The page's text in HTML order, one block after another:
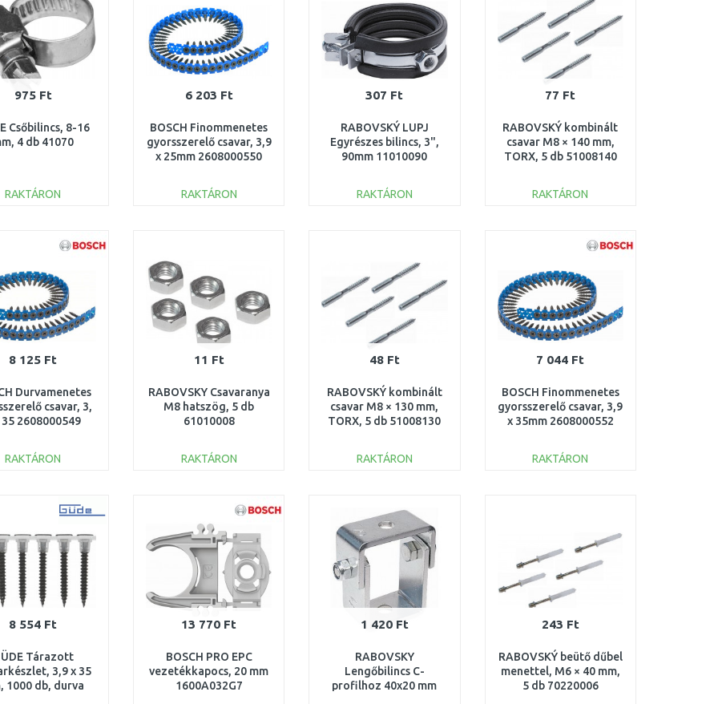
975 Ft
Csőbilincs, 8-16
4 db 41070
RAKTÁRON
Összehasonlítás
6 203 Ft
BOSCH Finommenetes
gyorsszerelő csavar, 3,9
x 25mm 2608000550
RAKTÁRON
307 Ft
RABOVSKÝ LUPJ
Egyrészes bilincs, 3",
90mm 11010090
RAKTÁRON
77 Ft
RABOVSKÝ kombinált
csavar M8 × 140 mm,
TORX, 5 db 51008140
RAKTÁRON
Összehasonlítás
8 125 Ft
Durvamenetes
csavar, 3,
35 2608000549
RAKTÁRON
Összehasonlítás
11 Ft
RABOVSKY Csavaranya
M8 hatszög, 5 db
61010008
RAKTÁRON
Összehasonlítás
48 Ft
RABOVSKÝ kombinált
csavar M8 × 130 mm,
TORX, 5 db 51008130
RAKTÁRON
7 044 Ft
BOSCH Finommenetes
gyorsszerelő csavar, 3,9
x 35mm 2608000552
RAKTÁRON
8 554 Ft
Tárazott
3,9 x 35
1000 db, durva
13 770 Ft
BOSCH PRO EPC
vezetékkapocs, 20 mm
1600A032G7
1 420 Ft
RABOVSKY
Lengőbilincs C-
profilhoz 40x20 mm
243 Ft
RABOVSKÝ beütő dűbel
menettel, M6 × 40 mm,
5 db 70220006